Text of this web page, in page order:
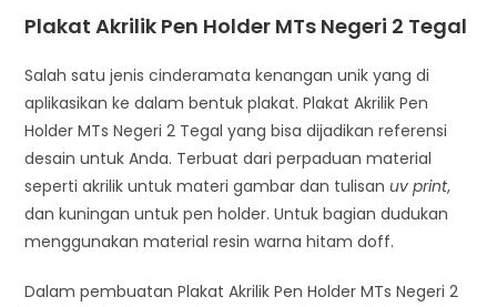
Plakat Akrilik Pen Holder MTs Negeri 2 Tegal
Salah satu jenis cinderamata kenangan unik yang di
aplikasikan ke dalam bentuk plakat. Plakat Akrilik Pen
Holder MTs Negeri 2 Tegal yang bisa dijadikan referensi
desain untuk Anda. Terbuat dari perpaduan material
seperti akrilik untuk materi gambar dan tulisanuv print,
dan kuningan untuk pen holder. Untuk bagian dudukan
menggunakan material resin warna hitam doff.
Dalam pembuatan Plakat Akrilik Pen Holder MTs Negeri 2